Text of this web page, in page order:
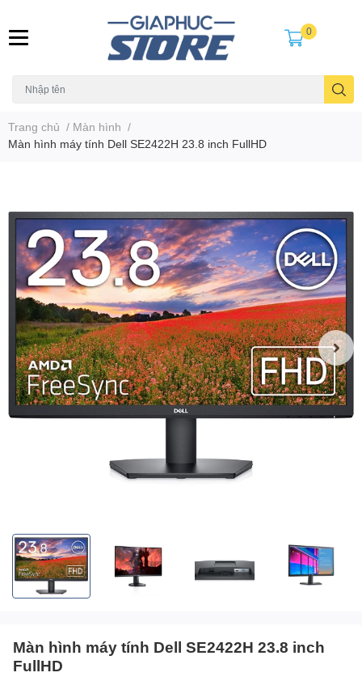
0
Trang chủ / Màn hình /
Màn hình máy tính Dell SE2422H 23.8 inch FullHD
Màn hình máy tính Dell SE2422H 23.8 inch
FullHD